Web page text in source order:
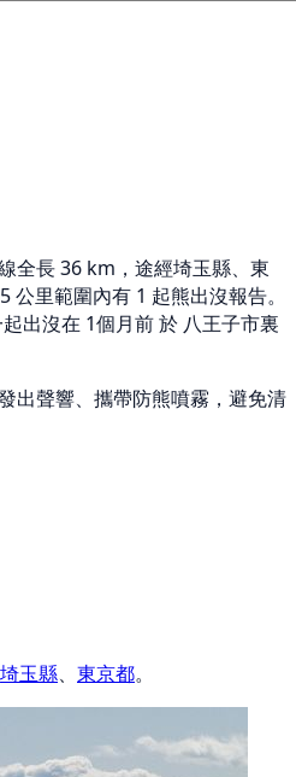
全長 36 km，途經埼玉縣、東
里範圍內有 1 起熊出沒報告。
出沒在 1個月前 於 八王子市裏
出聲響、攜帶防熊噴霧，避免清
埼玉縣、 東京都。